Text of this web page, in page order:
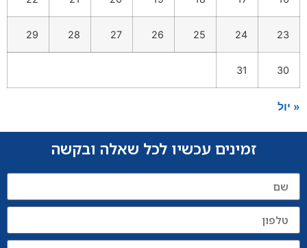
23
24
25
26
27
28
29
30
31
« יול
זמינים עכשיו לכל שאלה ובקשה